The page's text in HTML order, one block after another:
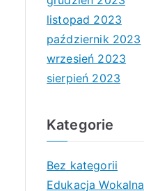
listopad 2023
październik 2023
wrzesień 2023
sierpień 2023
Kategorie
Bez kategorii
Edukacja Wokalna